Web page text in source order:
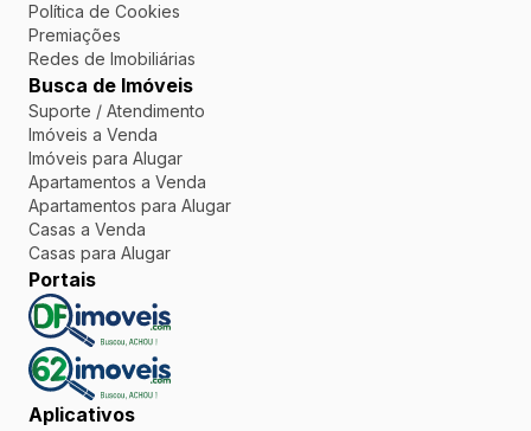
Política de Cookies
Premiações
Redes de Imobiliárias
Busca de Imóveis
Suporte / Atendimento
Imóveis a Venda
Imóveis para Alugar
Apartamentos a Venda
Apartamentos para Alugar
Casas a Venda
Casas para Alugar
Portais
Aplicativos